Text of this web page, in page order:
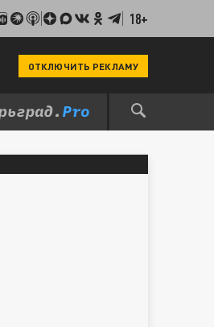
18+
ОТКЛЮЧИТЬ РЕКЛАМУ